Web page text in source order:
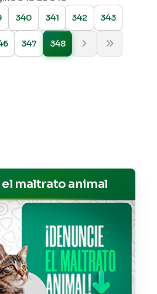
340 341 342 343
347 348
el maltrato animal